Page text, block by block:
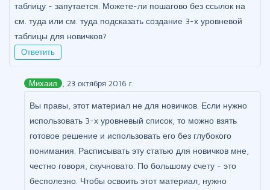
таблицу - запутается. Можете-ли пошагово без ссылок на
см. туда или см. туда подсказать создание 3-х уровневой
таблицы для новичков?
Ответить
Михаил , 23 октября 2016 г.
Вы правы, этот материал не для новичков. Если нужно
использовать 3-х уровневый список, то можно взять
готовое решение и использовать его без глубокого
понимания. Расписывать эту статью для новичков мне,
честно говоря, скучновато. По большому счету - это
бесполезно. Чтобы освоить этот материал, нужно